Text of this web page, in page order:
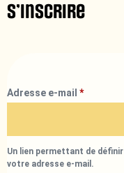
S’inscrire
Adresse e-mail *
Un lien permettant de
votre adresse e-mail.